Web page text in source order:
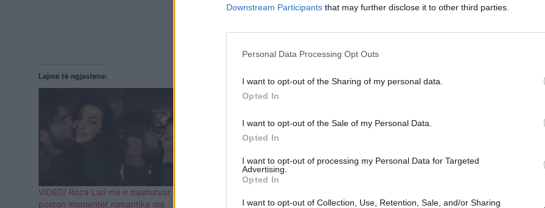
Downstream Participants that may further disclose it to other third parties.
Personal Data Processing Opt Outs
I want to opt-out of the Sharing of my personal data.
Opted In
I want to opt-out of the Sale of my Personal Data.
Opted In
I want to opt-out of processing my Personal Data for Targeted
Advertising.
Opted In
I want to opt-out of Collection, Use, Retention, Sale, and/or Sharing
Lajme të ngjashme:
VIDEO/ Roza Lati më e dashuruar se kurrë,
poston momentet romantike me
Islamin?
e saj, ish-banorin e ‘BBVA’